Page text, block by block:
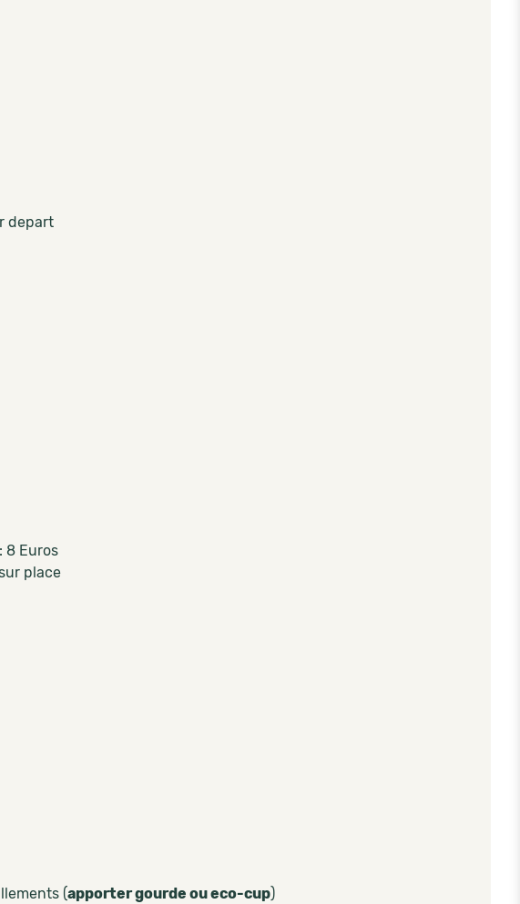
depart
8 Euros
place
(apporter gourde ou eco-cup)